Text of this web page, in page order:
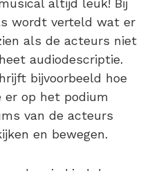
altijd leuk! Bij
wordt verteld wat er
als de acteurs niet
audiodescriptie.
bijvoorbeeld hoe
er op het podium
van de acteurs
en bewegen.